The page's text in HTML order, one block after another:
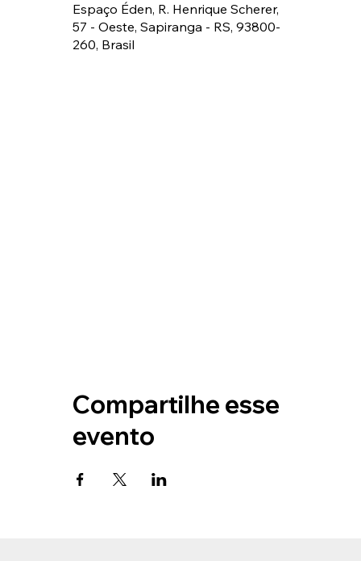
Espaço Éden, R. Henrique Scherer,
57 - Oeste, Sapiranga - RS, 93800-
260, Brasil
Compartilhe esse
evento